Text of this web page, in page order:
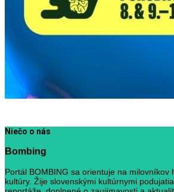
Niečo o nás
Bombing
Portál BOMBING sa orientuje na milovníkov
kultúry. Žije slovenskými kultúrnymi